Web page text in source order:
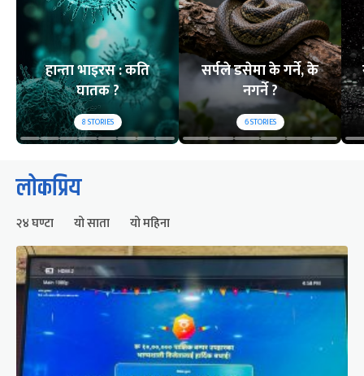
हान्ता भाइरस : कति
घातक ?
8STORIES
सर्पले डसेमा के गर्ने, के
नगर्ने ?
6STORIES
लोकप्रिय
२४ घण्टा यो साता यो महिना